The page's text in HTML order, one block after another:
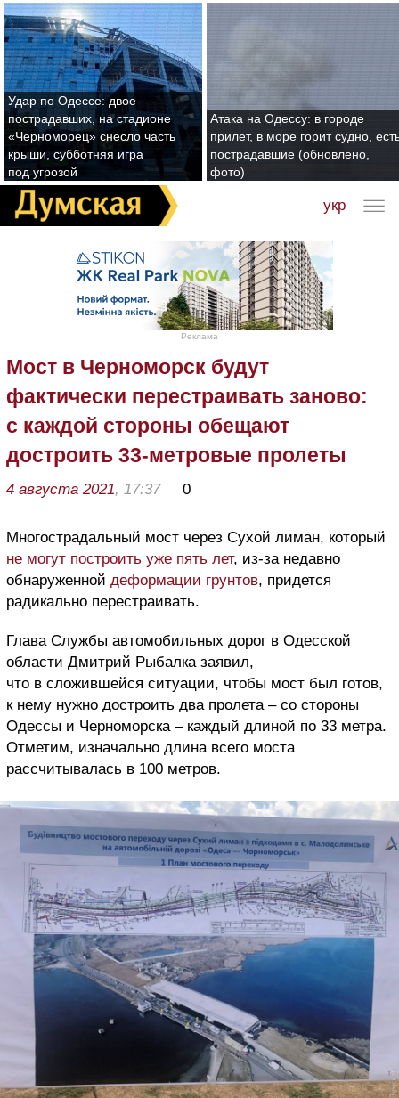
Удар по Одессе: двое
пострадавших, на стадионе
«Черноморец» снесло часть
крыши, субботняя игра
под угрозой
Атака на Одессу: в городе
прилет, в море горит судно,
пострадавшие (обновлено,
фото)
укр
Реклама
Мост в Черноморск будут
фактически перестраивать заново:
с каждой стороны обещают
достроить 33-метровые пролеты
4 августа 2021, 17:37 0
Многострадальный мост через Сухой лиман, который
не могут построить уже пять лет, из-за недавно
обнаруженной деформации грунтов, придется
радикально перестраивать.
Глава Службы автомобильных дорог в Одесской
области Дмитрий Рыбалка заявил,
что в сложившейся ситуации, чтобы мост был готов,
к нему нужно достроить два пролета – со стороны
Одессы и Черноморска – каждый длиной по 33 метра.
Отметим, изначально длина всего моста
рассчитывалась в 100 метров.